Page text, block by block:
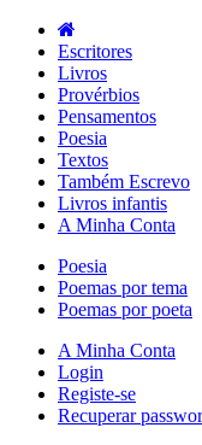
Escritores
Livros
Provérbios
Pensamentos
Poesia
Textos
Também Escrevo
Livros infantis
A Minha Conta
Poesia
Poemas por tema
Poemas por poeta
A Minha Conta
Login
Registe-se
Recuperar